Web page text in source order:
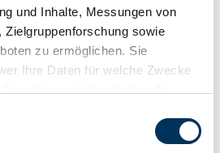
und Inhalte, Messungen von
Zielgruppenforschung sowie
zu ermöglichen. Sie
Ihre Daten für welche Zwecke
widerrufen